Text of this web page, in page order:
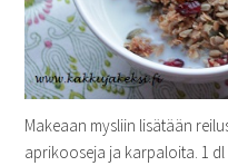
Makeaan mysliin lisätään
aprikooseja ja karpaloita. 1